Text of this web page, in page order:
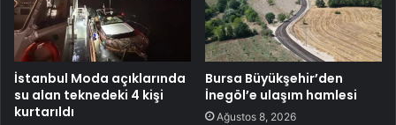
İstanbul Moda açıklarında
su alan teknedeki 4 kişi
kurtarıldı
Bursa Büyükşehir’den
İnegöl’e ulaşım hamlesi
Ağustos 8, 2026